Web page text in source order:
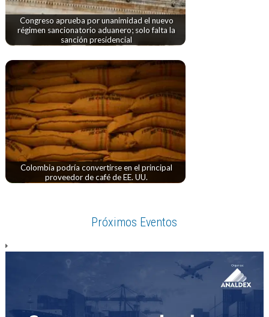
Congreso aprueba por unanimidad el nuevo
régimen sancionatorio aduanero; solo falta la
sanción presidencial
Colombia podría convertirse en el principal
proveedor de café de EE. UU.
Próximos Eventos